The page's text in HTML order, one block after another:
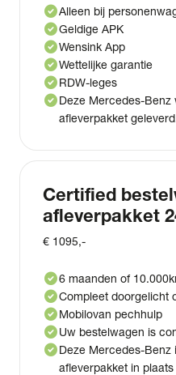
check_circleAlleen bij
check_circleGeldige APK
check_circleWensink App
check_circleWettelijke garantie
check_circleRDW-leges
check_circleDeze Mercedes-
afleverpakket
Certified
afleverpakket
€ 1095,-
check_circle6 maanden of
check_circleCompleet doorgelicht
check_circleMobilovan pechhulp
check_circleUw bestelwagen is
check_circleDeze Mercedes-Benz
afleverpakket in